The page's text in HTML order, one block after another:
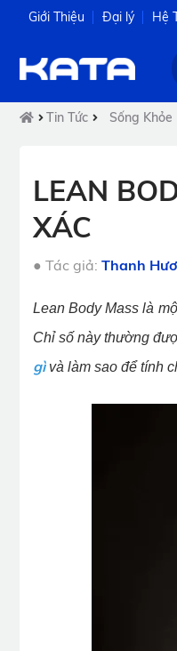
Giới Thiệu Đại lý Hệ
Tin Tức Sống Khỏe
LEAN
XÁC
● Tác giả: Thanh
Lean Body Mass là
Chỉ số này thường
gì và làm sao để tính